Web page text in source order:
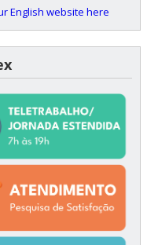
English website here